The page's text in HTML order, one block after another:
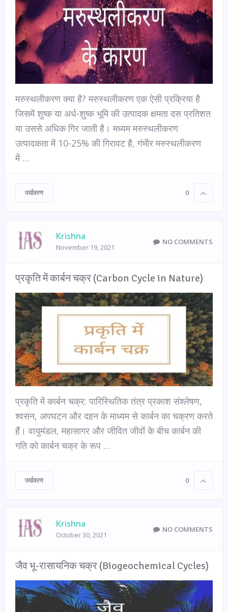
मरुस्थलीकरण क्या है? मरुस्थलीकरण एक ऐसी प्रक्रिया है
जिसमें शुष्क या अर्ध-शुष्क भूमि की उत्पादक क्षमता दस प्रतिशत
या उससे अधिक गिर जाती है। मध्यम मरुस्थलीकरण
उत्पादकता में 10-25% की गिरावट है, गंभीर मरुस्थलीकरण
में …
पर्यावरण 0
Krishna
November 19, 2021
NO COMMENTS
प्रकृति में कार्बन चक्र (Carbon Cycle in Nature)
प्रकृति में कार्बन चक्र: पारिस्थितिक तंत्र प्रकाश संश्लेषण,
श्वसन, अपघटन और दहन के माध्यम से कार्बन का चक्रण करते
हैं। वायुमंडल, महासागर और जीवित जीवों के बीच कार्बन की
गति को कार्बन चक्र के रूप …
पर्यावरण 0
Krishna
October 30, 2021
NO COMMENTS
जैव भू-रासायनिक चक्र (Biogeochemical Cycles)